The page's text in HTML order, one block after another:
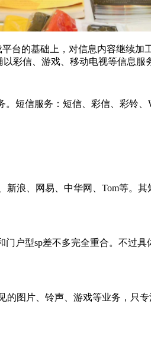
台的基础上，对信息内容继续
彩信、游戏、移动电视等信息服
短信服务：短信、彩信、彩铃
浪、网易、中华网、Tom等。
户型sp差不多完全重合。不过
图片、铃声、游戏等业务，只